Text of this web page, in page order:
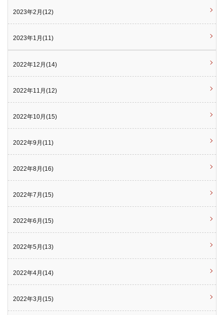
2023年2月(12)
2023年1月(11)
2022年12月(14)
2022年11月(12)
2022年10月(15)
2022年9月(11)
2022年8月(16)
2022年7月(15)
2022年6月(15)
2022年5月(13)
2022年4月(14)
2022年3月(15)